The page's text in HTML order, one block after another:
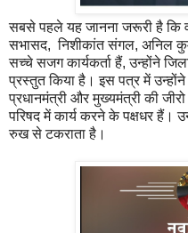
सबसे पहले यह जानना जरूरी है कि
सभासद, निशीकांत संगल, अनिल
सच्चे सजग कार्यकर्ता हैं, उन्होंने
प्रस्तुत किया है। इस पत्र में उन्होंने
प्रधानमंत्री और मुख्यमंत्री की
परिषद में कार्य करने के पक्षधर हैं।
रुख से टकराता है।